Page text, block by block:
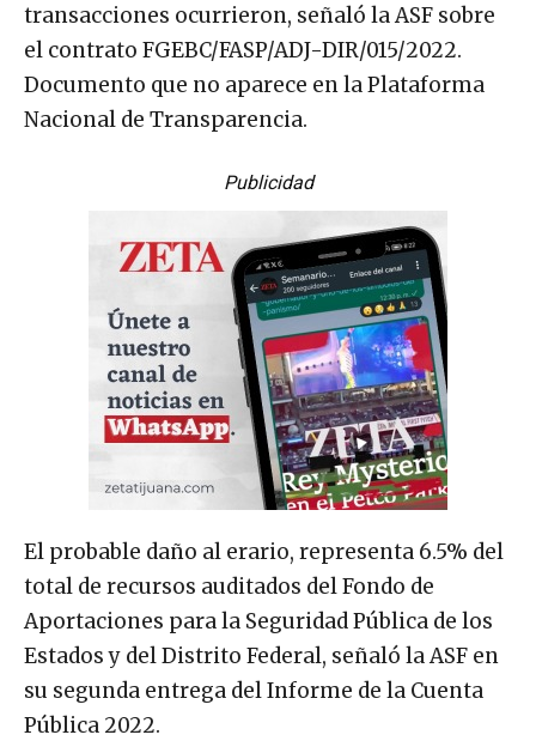
transacciones ocurrieron, señaló la ASF sobre
el contrato FGEBC/FASP/ADJ-DIR/015/2022.
Documento que no aparece en la Plataforma
Nacional de Transparencia.
Publicidad
El probable daño al erario, representa 6.5% del
total de recursos auditados del Fondo de
Aportaciones para la Seguridad Pública de los
Estados y del Distrito Federal, señaló la ASF en
su segunda entrega del Informe de la Cuenta
Pública 2022.